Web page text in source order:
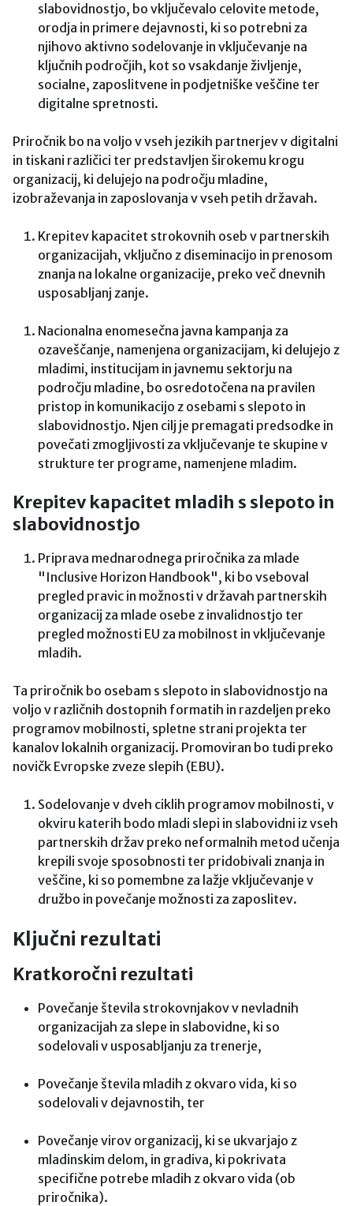
slabovidnostjo, bo vključevalo celovite metode,
orodja in primere dejavnosti, ki so potrebni za
njihovo aktivno sodelovanje in vključevanje na
ključnih področjih, kot so vsakdanje življenje,
socialne, zaposlitvene in podjetniške veščine ter
digitalne spretnosti.
Priročnik bo na voljo v vseh jezikih partnerjev v digitalni
in tiskani različici ter predstavljen širokemu krogu
organizacij, ki delujejo na področju mladine,
izobraževanja in zaposlovanja v vseh petih državah.
Krepitev kapacitet strokovnih oseb v partnerskih
organizacijah, vključno z diseminacijo in prenosom
znanja na lokalne organizacije, preko več dnevnih
usposabljanj zanje.
Nacionalna enomesečna javna kampanja za
ozaveščanje, namenjena organizacijam, ki delujejo z
mladimi, institucijam in javnemu sektorju na
področju mladine, bo osredotočena na pravilen
pristop in komunikacijo z osebami s slepoto in
slabovidnostjo. Njen cilj je premagati predsodke in
povečati zmogljivosti za vključevanje te skupine v
strukture ter programe, namenjene mladim.
Krepitev kapacitet mladih s slepoto in
slabovidnostjo
Priprava mednarodnega priročnika za mlade
"Inclusive Horizon Handbook", ki bo vseboval
pregled pravic in možnosti v državah partnerskih
organizacij za mlade osebe z invalidnostjo ter
pregled možnosti EU za mobilnost in vključevanje
mladih.
Ta priročnik bo osebam s slepoto in slabovidnostjo na
voljo v različnih dostopnih formatih in razdeljen preko
programov mobilnosti, spletne strani projekta ter
kanalov lokalnih organizacij. Promoviran bo tudi preko
novičk Evropske zveze slepih (EBU).
Sodelovanje v dveh ciklih programov mobilnosti, v
okviru katerih bodo mladi slepi in slabovidni iz vseh
partnerskih držav preko neformalnih metod učenja
krepili svoje sposobnosti ter pridobivali znanja in
veščine, ki so pomembne za lažje vključevanje v
družbo in povečanje možnosti za zaposlitev.
Ključni rezultati
Kratkoročni rezultati
Povečanje števila strokovnjakov v nevladnih
organizacijah za slepe in slabovidne, ki so
sodelovali v usposabljanju za trenerje,
Povečanje števila mladih z okvaro vida, ki so
sodelovali v dejavnostih, ter
Povečanje virov organizacij, ki se ukvarjajo z
mladinskim delom, in gradiva, ki pokrivata
specifične potrebe mladih z okvaro vida (ob
priročnika).